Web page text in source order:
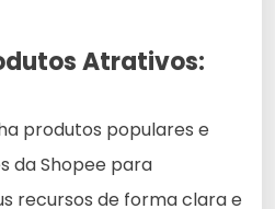
Atrativos:
produtos populares e
da Shopee para
recursos de forma clara e